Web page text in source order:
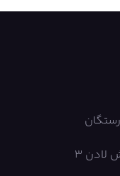
لادن 3